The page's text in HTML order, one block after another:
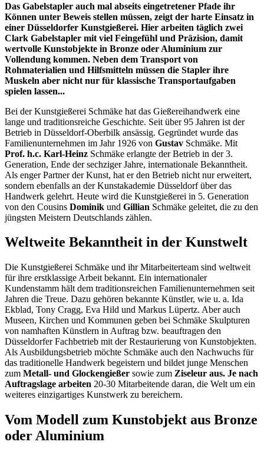
Das Gabelstapler auch mal abseits eingetretener Pfade ihr
Können unter Beweis stellen müssen, zeigt der harte Einsatz in
einer Düsseldorfer Kunstgießerei. Hier arbeiten täglich zwei
Clark Gabelstapler mit viel Feingefühl und Präzision, damit
wertvolle Kunstobjekte in Bronze oder Aluminium zur
Vollendung kommen. Neben dem Transport von
Rohmaterialien und Hilfsmitteln müssen die Stapler ihre
Muskeln aber nicht nur für klassische Transportaufgaben
spielen lassen...
Bei der Kunstgießerei Schmäke hat das Gießereihandwerk eine
lange und traditionsreiche Geschichte. Seit über 95 Jahren ist der
Betrieb in Düsseldorf-Oberbilk ansässig. Gegründet wurde das
Familienunternehmen im Jahr 1926 von Gustav Schmäke. Mit
Prof. h.c. Karl-Heinz Schmäke erlangte der Betrieb in der 3.
Generation, Ende der sechziger Jahre, internationale Bekanntheit.
Als enger Partner der Kunst, hat er den Betrieb nicht nur erweitert,
sondern ebenfalls an der Kunstakademie Düsseldorf über das
Handwerk gelehrt. Heute wird die Kunstgießerei in 5. Generation
von den Cousins Dominik und Gillian Schmäke geleitet, die zu den
jüngsten Meistern Deutschlands zählen.
Weltweite Bekanntheit in der Kunstwelt
Die Kunstgießerei Schmäke und ihr Mitarbeiterteam sind weltweit
für ihre erstklassige Arbeit bekannt. Ein internationaler
Kundenstamm hält dem traditionsreichen Familienunternehmen seit
Jahren die Treue. Dazu gehören bekannte Künstler, wie u. a. Ida
Ekblad, Tony Cragg, Eva Hild und Markus Lüpertz. Aber auch
Museen, Kirchen und Kommunen geben bei Schmäke Skulpturen
von namhaften Künstlern in Auftrag bzw. beauftragen den
Düsseldorfer Fachbetrieb mit der Restaurierung von Kunstobjekten.
Als Ausbildungsbetrieb möchte Schmäke auch den Nachwuchs für
das traditionelle Handwerk begeistern und bildet junge Menschen
zum Metall- und Glockengießer sowie zum Ziseleur aus. Je nach
Auftragslage arbeiten 20-30 Mitarbeitende daran, die Welt um ein
weiteres einzigartiges Kunstwerk zu bereichern.
Vom Modell zum Kunstobjekt aus Bronze
oder Aluminium